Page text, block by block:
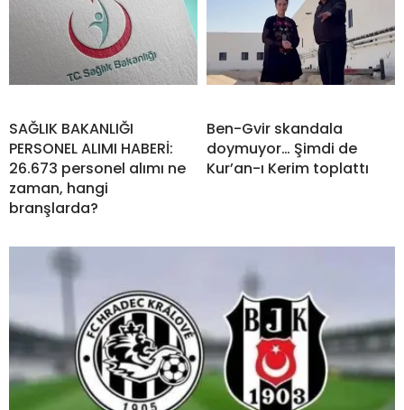
SAĞLIK BAKANLIĞI
PERSONEL ALIMI HABERİ:
26.673 personel alımı ne
zaman, hangi
branşlarda?
Ben-Gvir skandala
doymuyor… Şimdi de
Kur’an-ı Kerim toplattı